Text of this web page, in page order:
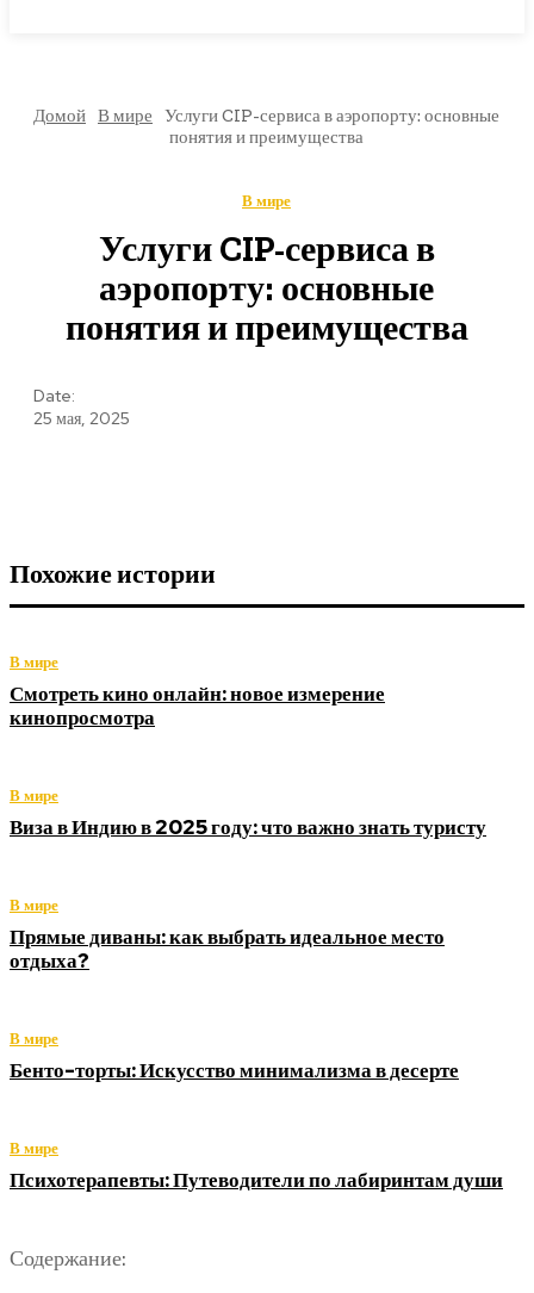
Домой В мире
Услуги CIP-сервиса в аэропорту: основные
понятия и преимущества
В мире
Услуги CIP-сервиса в
аэропорту: основные
понятия и преимущества
Date:
25 мая, 2025
Похожие истории
В мире
Смотреть кино онлайн: новое измерение
кинопросмотра
В мире
Виза в Индию в 2025 году: что важно знать туристу
В мире
Прямые диваны: как выбрать идеальное место
отдыха?
В мире
Бенто-торты: Искусство минимализма в десерте
В мире
Психотерапевты: Путеводители по лабиринтам души
Содержание: